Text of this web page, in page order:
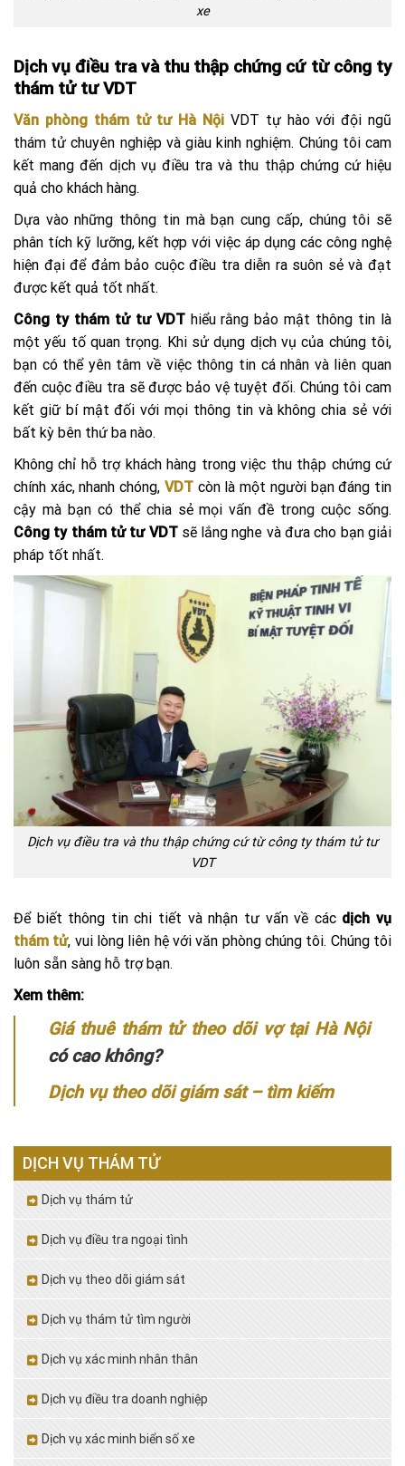
xe
Dịch vụ điều tra và thu thập chứng cứ từ công ty
thám tử tư VDT
Văn phòng thám tử tư Hà Nội VDT tự hào với đội ngũ
thám tử chuyên nghiệp và giàu kinh nghiệm. Chúng tôi cam
kết mang đến dịch vụ điều tra và thu thập chứng cứ hiệu
quả cho khách hàng.
Dựa vào những thông tin mà bạn cung cấp, chúng tôi sẽ
phân tích kỹ lưỡng, kết hợp với việc áp dụng các công nghệ
hiện đại để đảm bảo cuộc điều tra diễn ra suôn sẻ và đạt
được kết quả tốt nhất.
Công ty thám tử tư VDThiểu rằng bảo mật thông tin là
một yếu tố quan trọng. Khi sử dụng dịch vụ của chúng tôi,
bạn có thể yên tâm về việc thông tin cá nhân và liên quan
đến cuộc điều tra sẽ được bảo vệ tuyệt đối. Chúng tôi cam
kết giữ bí mật đối với mọi thông tin và không chia sẻ với
bất kỳ bên thứ ba nào.
Không chỉ hỗ trợ khách hàng trong việc thu thập chứng cứ
chính xác, nhanh chóng, VDT còn là một người bạn đáng tin
cậy mà bạn có thể chia sẻ mọi vấn đề trong cuộc sống.
Công ty thám tử tư VDTsẽ lắng nghe và đưa cho bạn giải
pháp tốt nhất.
Dịch vụ điều tra và thu thập chứng cứ từ công ty thám tử tư
VDT
Để biết thông tin chi tiết và nhận tư vấn về cácdịch vụ
thám tử, vui lòng liên hệ với văn phòng chúng tôi. Chúng tôi
luôn sẵn sàng hỗ trợ bạn.
Xem thêm:
Giá thuê thám tử theo dõi vợ tại Hà Nội
có cao không?
Dịch vụ theo dõi giám sát – tìm kiếm
DỊCH VỤ THÁM TỬ
Dịch vụ thám tử
Dịch vụ điều tra ngoại tình
Dịch vụ theo dõi giám sát
Dịch vụ thám tử tìm người
Dịch vụ xác minh nhân thân
Dịch vụ điều tra doanh nghiệp
Dịch vụ xác minh biển số xe